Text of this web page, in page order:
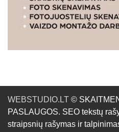
WEBSTUDIO.LT ©
PASLAUGOS. SEO tekstų
straipsnių rašymas ir